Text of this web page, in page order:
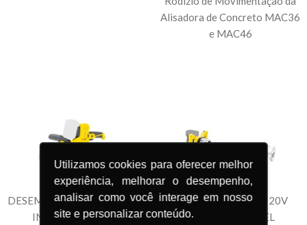
Utilizamos cookies para oferecer melhor
experiência, melhorar o desempenho,
analisar como você interage em nosso
site e personalizar conteúdo.
Alisadora de Concreto MAC36
e MAC46
DESEMPENADEIRA MDI 20V
INTERCAMBIÁVEL
MISTURADOR MMI 20V
INTERCAMBIÁVEL